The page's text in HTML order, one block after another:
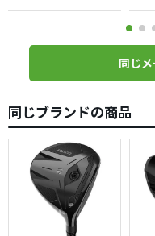
同じ
同じブランドの商品